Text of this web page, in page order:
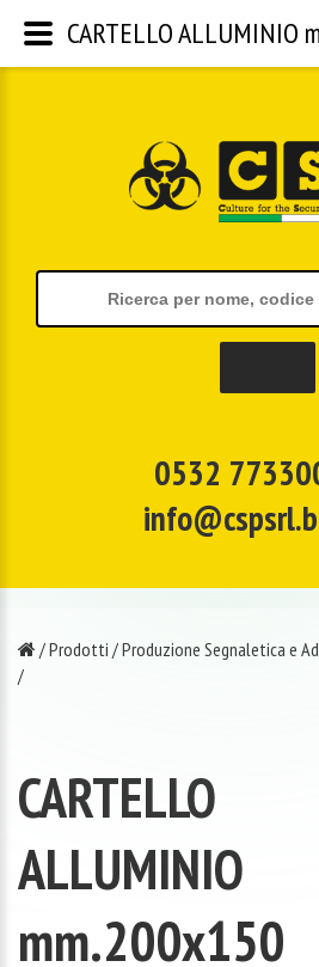
0532
/Prodotti /Produzione Segnaletica e
/
CARTELLO
ALLUMINIO
mm.200x150
CARTELLO ALLUMINIO